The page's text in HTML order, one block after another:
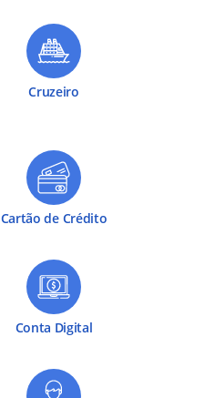
Cruzeiro
Cartão de Crédito
Conta Digital